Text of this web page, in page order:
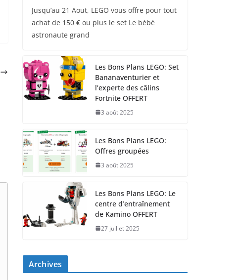
Jusqu’au 21 Aout, LEGO vous offre pour tout
achat de 150 € ou plus le set Le bébé
astronaute grand
Les Bons Plans LEGO: Set
Bananaventurier et
l’experte des câlins
Fortnite OFFERT
3 août 2025
Les Bons Plans LEGO:
Offres groupées
3 août 2025
Les Bons Plans LEGO: Le
centre d’entraînement
de Kamino OFFERT
27 juillet 2025
Archives